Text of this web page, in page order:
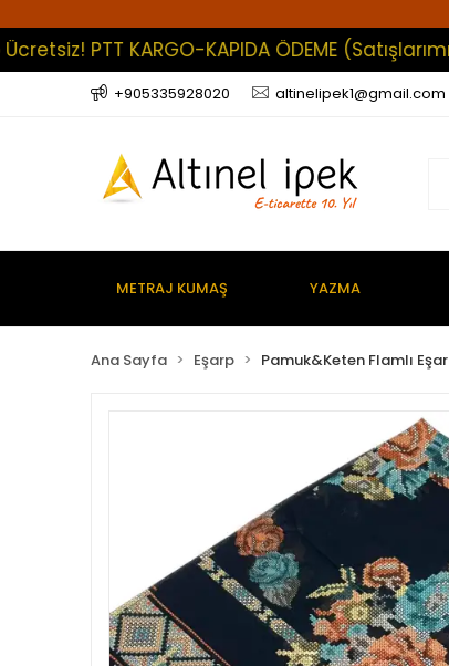
PTT KARGO-KAPIDA ÖDEME (Satışlarımız
+905335928020 altinelipek1@gmail.com
METRAJ KUMAŞ YAZMA
Ana Sayfa Eşarp Pamuk&Keten Flamlı